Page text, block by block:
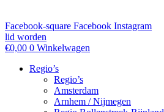
Facebook-square Facebook Instagram
lid worden
€0,00 0 Winkelwagen
Regio’s
Regio’s
Amsterdam
Arnhem / Nijmegen